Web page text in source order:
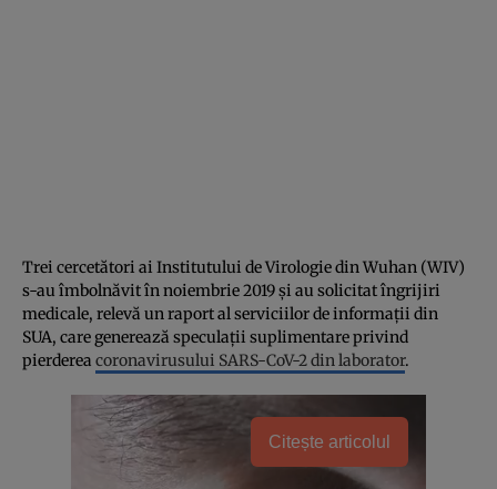
Trei cercetători ai Institutului de Virologie din Wuhan (WIV)
s-au îmbolnăvit în noiembrie 2019 şi au solicitat îngrijiri
medicale, relevă un raport al serviciilor de informaţii din
SUA, care generează speculaţii suplimentare privind
pierderea coronavirusului SARS-CoV-2 din laborator.
Citește articolul